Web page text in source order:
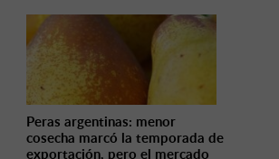
Peras argentinas: menor
cosecha marcó la temporada de
exportación, pero el mercado